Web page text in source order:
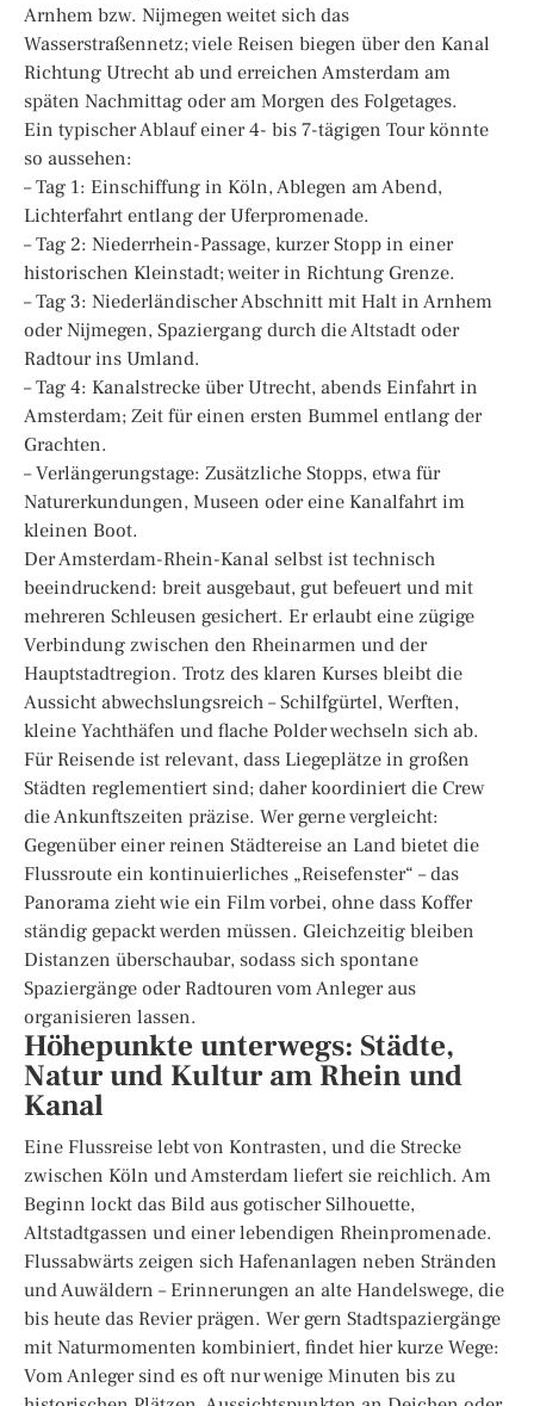
Arnhem bzw. Nijmegen weitet sich das
Wasserstraßennetz; viele Reisen biegen über den Kanal
Richtung Utrecht ab und erreichen Amsterdam am
späten Nachmittag oder am Morgen des Folgetages.
Ein typischer Ablauf einer 4- bis 7-tägigen Tour könnte
so aussehen:
– Tag 1: Einschiffung in Köln, Ablegen am Abend,
Lichterfahrt entlang der Uferpromenade.
– Tag 2: Niederrhein-Passage, kurzer Stopp in einer
historischen Kleinstadt; weiter in Richtung Grenze.
– Tag 3: Niederländischer Abschnitt mit Halt in Arnhem
oder Nijmegen, Spaziergang durch die Altstadt oder
Radtour ins Umland.
– Tag 4: Kanalstrecke über Utrecht, abends Einfahrt in
Amsterdam; Zeit für einen ersten Bummel entlang der
Grachten.
– Verlängerungstage: Zusätzliche Stopps, etwa für
Naturerkundungen, Museen oder eine Kanalfahrt im
kleinen Boot.
Der Amsterdam-Rhein-Kanal selbst ist technisch
beeindruckend: breit ausgebaut, gut befeuert und mit
mehreren Schleusen gesichert. Er erlaubt eine zügige
Verbindung zwischen den Rheinarmen und der
Hauptstadtregion. Trotz des klaren Kurses bleibt die
Aussicht abwechslungsreich – Schilfgürtel, Werften,
kleine Yachthäfen und flache Polder wechseln sich ab.
Für Reisende ist relevant, dass Liegeplätze in großen
Städten reglementiert sind; daher koordiniert die Crew
die Ankunftszeiten präzise. Wer gerne vergleicht:
Gegenüber einer reinen Städtereise an Land bietet die
Flussroute ein kontinuierliches „Reisefenster“ – das
Panorama zieht wie ein Film vorbei, ohne dass Koffer
ständig gepackt werden müssen. Gleichzeitig bleiben
Distanzen überschaubar, sodass sich spontane
Spaziergänge oder Radtouren vom Anleger aus
organisieren lassen.
Höhepunkte unterwegs: Städte,
Natur und Kultur am Rhein und
Kanal
Eine Flussreise lebt von Kontrasten, und die Strecke
zwischen Köln und Amsterdam liefert sie reichlich. Am
Beginn lockt das Bild aus gotischer Silhouette,
Altstadtgassen und einer lebendigen Rheinpromenade.
Flussabwärts zeigen sich Hafenanlagen neben Stränden
und Auwäldern – Erinnerungen an alte Handelswege, die
bis heute das Revier prägen. Wer gern Stadtspaziergänge
mit Naturmomenten kombiniert, findet hier kurze Wege:
Vom Anleger sind es oft nur wenige Minuten bis zu